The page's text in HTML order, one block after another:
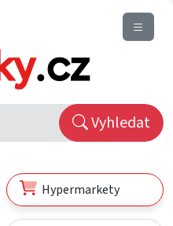
Vyhledat
Hypermarkety